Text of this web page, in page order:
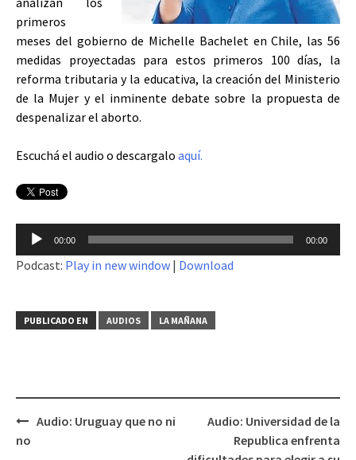
primeros
meses del gobierno de Michelle Bachelet en Chile, las 56
medidas proyectadas para estos primeros 100 días, la
reforma tributaria y la educativa, la creación del Ministerio
de la Mujer y el inminente debate sobre la propuesta de
despenalizar el aborto.
Escuchá el audio o descargalo aquí.
Reproductor
de
audio
00:00 00:00
Podcast: Play in new window | Download
PUBLICADO EN AUDIOS LA MAÑANA
Navegación
Audio: Uruguay que no ni
no
Audio: Universidad de la
Republica enfrenta